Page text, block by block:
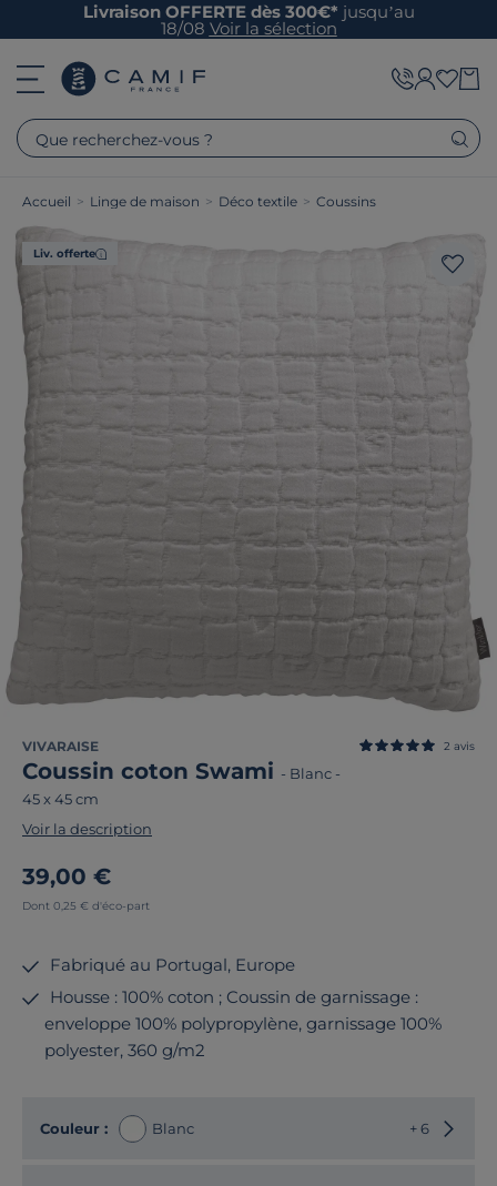
Livraison OFFERTE dès 300€* jusqu’au
18/08 Voir la sélection
Que recherchez-vous ?
Accueil > Linge de maison > Déco textile > Coussins
Liv. offerte
VIVARAISE
Coussin coton Swami - Blanc -
45 x 45 cm
2 avis
Voir la description
39,00 €
Dont 0,25 € d'éco-part
Fabriqué au Portugal, Europe
Housse : 100% coton ; Coussin de garnissage :
enveloppe 100% polypropylène, garnissage 100%
polyester, 360 g/m2
Couleur : Blanc + 6